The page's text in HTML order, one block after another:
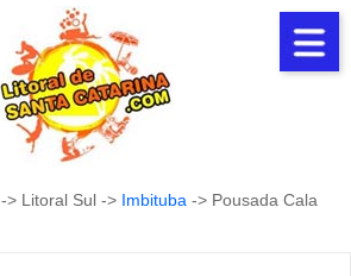
-> Litoral Sul -> Imbituba -> Pousada Cala